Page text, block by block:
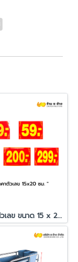
ป้ายราคาตัวเลข ขนาด 15 x 20 ซม.